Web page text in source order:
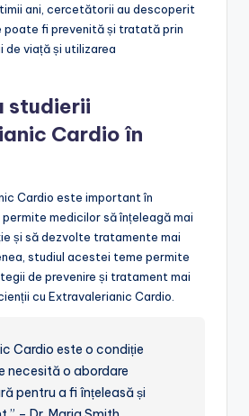
ani, cercetătorii au descoperit
fi prevenită și tratată prin
de viață și utilizarea
studierii
Cardio în
Cardio este important în
medicilor să înțeleagă mai
și să dezvolte tratamente mai
studiul acestei teme permite
de prevenire și tratament mai
cu Extravalerianic Cardio.
Cardio este o condiție
necesită o abordare
pentru a fi înțeleasă și